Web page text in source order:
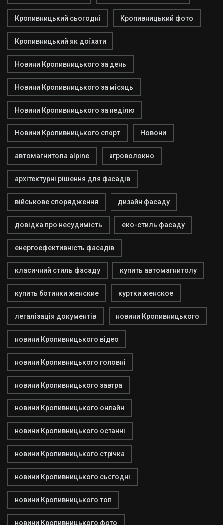
Кропивницький сьогодні Кропивницький фото
Кропивницький як доїхати
Новини Кропивницького за день
Новини Кропивницького за місяць
Новини Кропивницького за неділю
Новини Кропивницького спорт Новони
автомагнитола alpine агроволокно
архітектурні рішення для фасадів
військове спорядження дизайн фасаду
довідка про несудимість еко-стиль фасаду
енергоефективність фасадів
класичний стиль фасаду купить автомагнитолу
купить ботинки женские куртки женское
легалізація документів новини Кропивницького
новини Кропивницького відео
новини Кропивницького головні
новини Кропивницького завтра
новини Кропивницького онлайн
новини Кропивницького останні
новини Кропивницького стрічка
новини Кропивницького сьогодні
новини Кропивницького топ
новини Кропивницького фото